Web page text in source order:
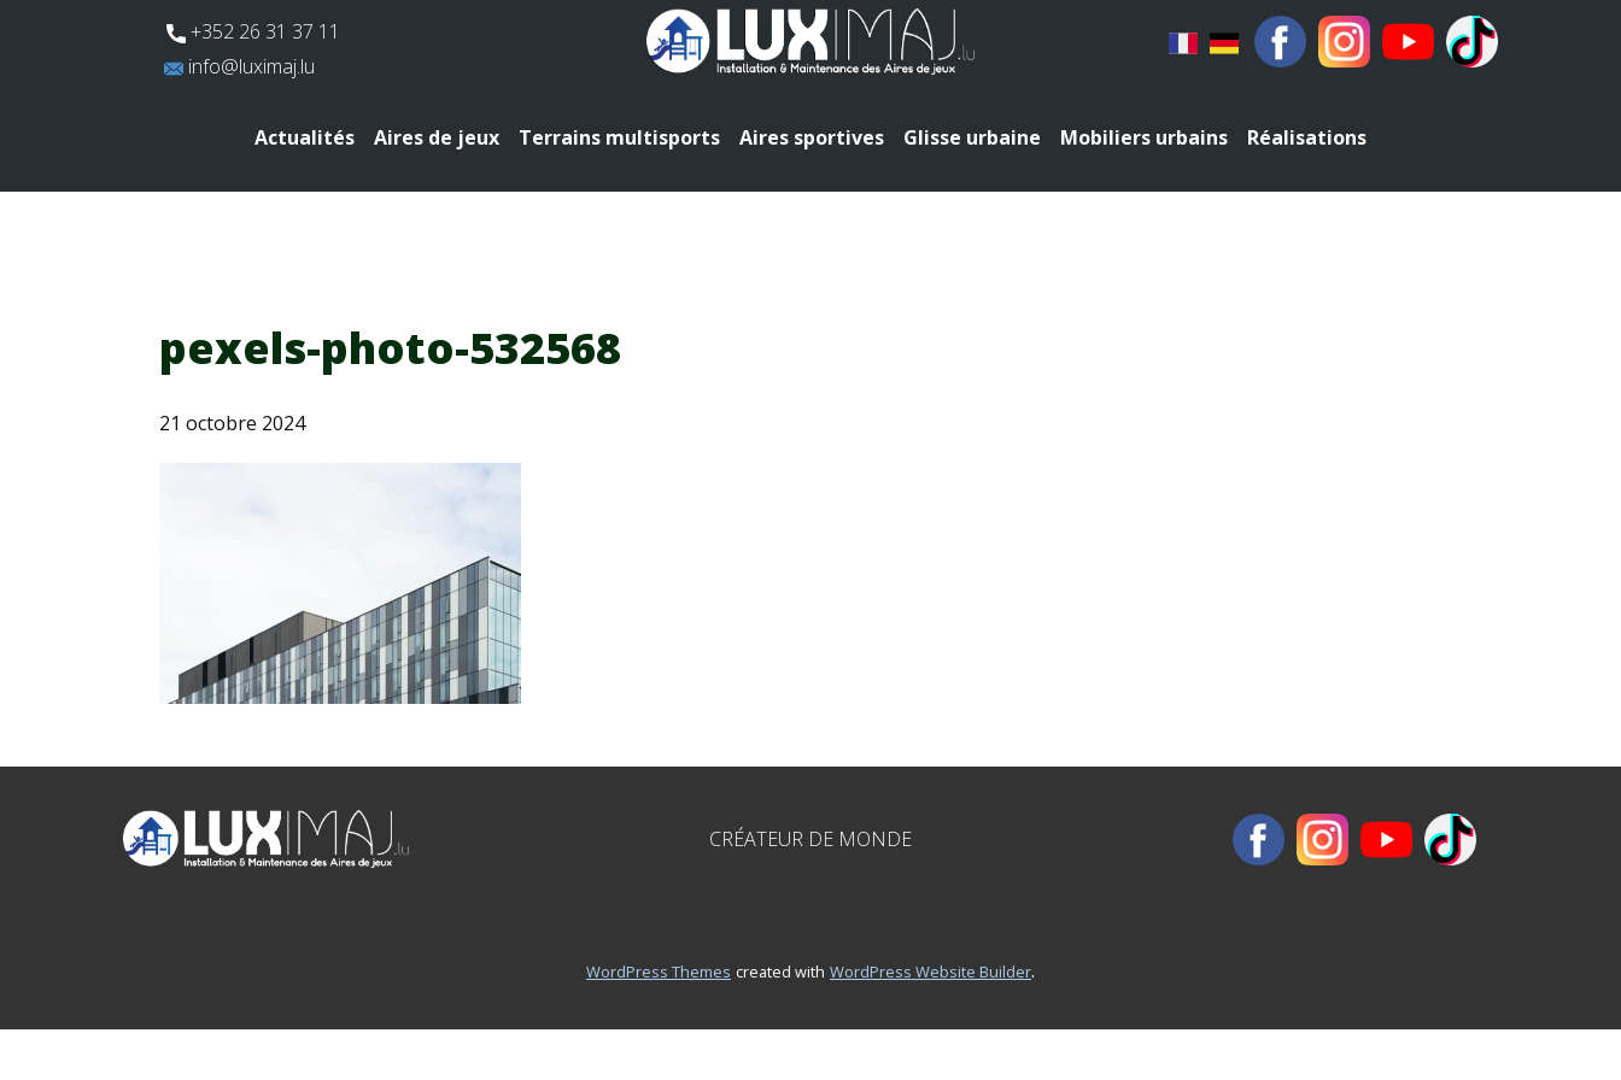
​+352 26 31 37 11
​info@luximaj.lu
Actualités Aires de jeux Terrains multisports Aires sportives Glisse urbaine Mobiliers urbains Réalisations
pexels-photo-532568
21 octobre 2024
CRÉATEUR DE MONDE
WordPress Themes created with WordPress Website Builder.